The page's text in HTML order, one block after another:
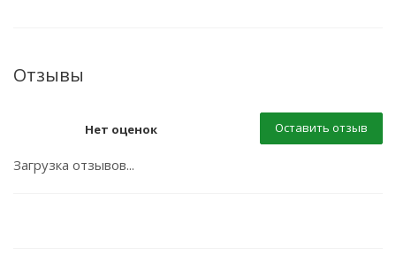
Отзывы
Нет оценок Оставить отзыв
Загрузка отзывов...